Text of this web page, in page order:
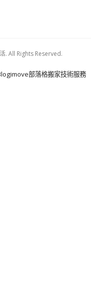
. All Rights Reserved.
部落格搬家技術服務